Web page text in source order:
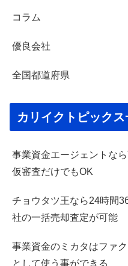
コラム
優良会社
全国都道府県
カリイクトピックス
事業資金エージェントな
仮審査だけでもOK
チョウタツ王なら24時間
社の一括売却査定が可能
事業資金のミカタはファ
として使う事ができる